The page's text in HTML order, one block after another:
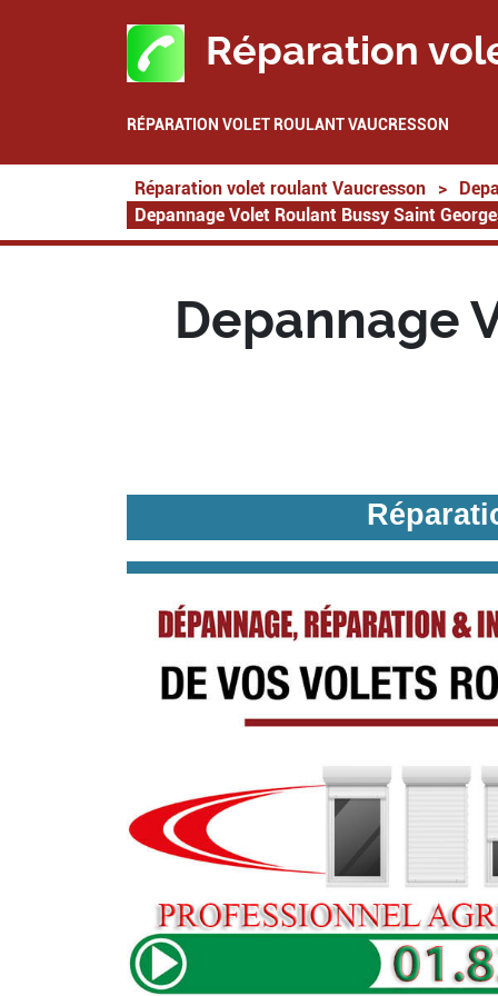
Réparation
RÉPARATION VOLET ROULANT VAUCRESSON
Réparation volet roulant Vaucresson >
Depannage Volet Roulant Bussy Saint
Depannage